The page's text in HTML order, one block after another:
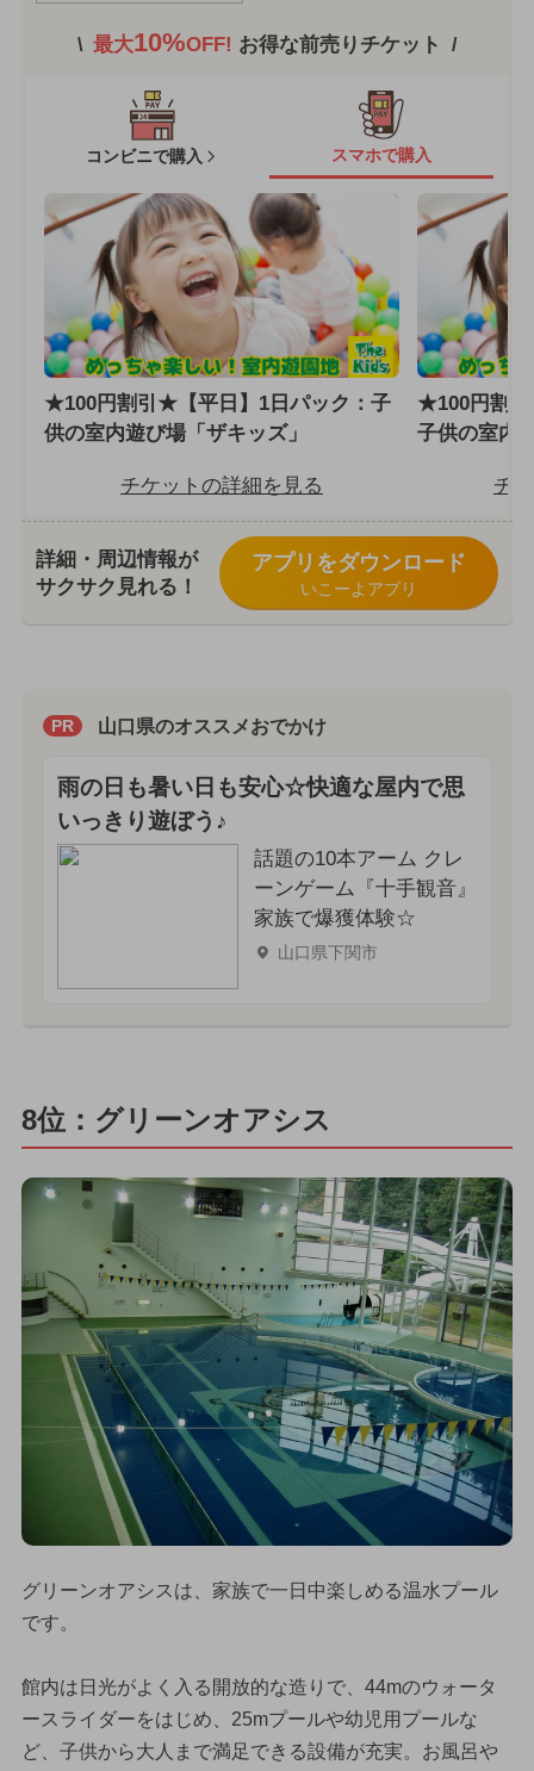
最大10%OFF! お得な前売りチケット
コンビニで購入 スマホで購入
★100円割引★【平日】1日パック：子
供の室内遊び場「ザキッズ」
チケットの詳細を見る
★100円割
子供の室内
チ
詳細・周辺情報が
サクサク見れる！
アプリをダウンロード
いこーよアプリ
PR 山口県のオススメおでかけ
雨の日も暑い日も安心☆快適な屋内で思
いっきり遊ぼう♪
話題の10本アーム クレ
ーンゲーム『十手観音』
家族で爆獲体験☆
山口県下関市
8位：グリーンオアシス
グリーンオアシスは、家族で一日中楽しめる温水プール
です。
館内は日光がよく入る開放的な造りで、44mのウォータ
ースライダーをはじめ、25mプールや幼児用プールな
ど、子供から大人まで満足できる設備が充実。お風呂や